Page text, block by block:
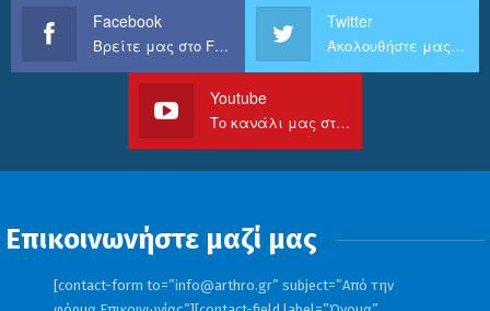
Facebook
Βρείτε μας στο Facebook
Twitter
Ακολουθήστε μας στο Twitter
Youtube
Το κανάλι μας στο Youtube
Επικοινωνήστε μαζί μας
[contact-form to=”info@arthro.gr” subject=”Από την